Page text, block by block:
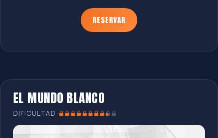
RESERVAR
EL MUNDO BLANCO
DIFICULTAD: